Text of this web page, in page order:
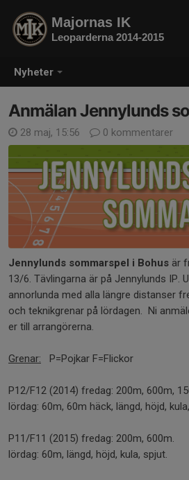
Nyheter
Majornas IK
Leoparderna 2014-2015
Anmälan Jennylunds
28 maj, 15:56 0 kommentarer
Jennylunds sommarspel i Bohus är
13/6. Tävlingarna är på Jennylunds IP.
annorlunda med alla längre distanser
och teknikgrenar på lördagen. Ni
er till arrangörerna.
Grenar: P=Pojkar F=Flickor
P12/F12 (2014) fredag: 200m, 600m,
lördag: 60m, 60m häck, längd, höjd,
P11/F11 (2015) fredag: 200m, 600m.
lördag: 60m, längd, höjd, kula, spjut.